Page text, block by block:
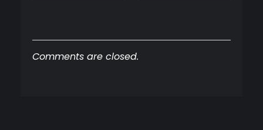
Comments are closed.